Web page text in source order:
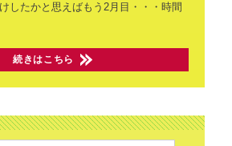
したかと思えばもう2月目・・・時間
続きはこちら